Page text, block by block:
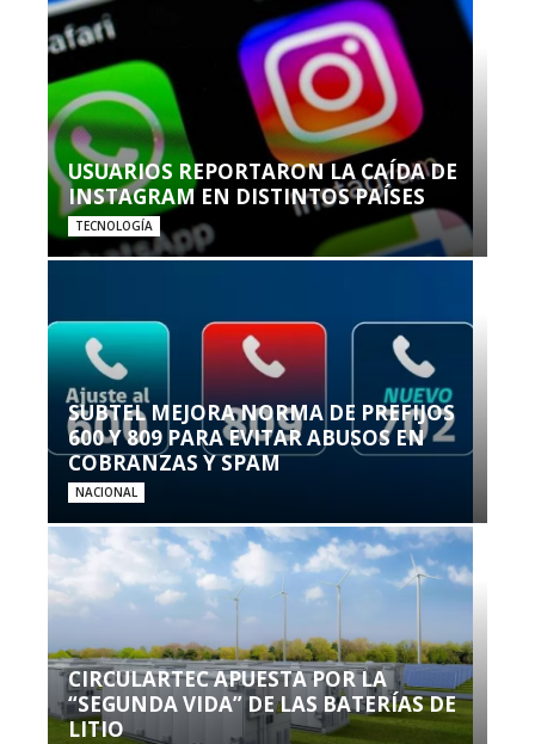
USUARIOS REPORTARON LA CAÍDA DE
INSTAGRAM EN DISTINTOS PAÍSES
TECNOLOGÍA
SUBTEL MEJORA NORMA DE PREFIJOS
600 Y 809 PARA EVITAR ABUSOS EN
COBRANZAS Y SPAM
NACIONAL
CIRCULARTEC APUESTA POR LA
“SEGUNDA VIDA” DE LAS BATERÍAS DE
LITIO